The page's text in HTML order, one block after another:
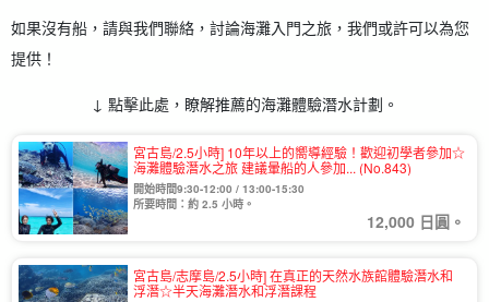
如果沒有船，請與我們聯絡，討論海灘入門之旅，我們或許可以為您
提供！
↓ 點擊此處，瞭解推薦的海灘體驗潛水計劃。
宮古島/2.5小時] 10年以上的嚮導經驗！歡迎初學者參加☆
海灘體驗潛水之旅 建議暈船的人參加... (No.843)
開始時間9:30-12:00 / 13:00-15:30
所要時間：約 2.5 小時。
12,000 日圓。
宮古島/志摩島/2.5小時] 在真正的天然水族館體驗潛水和
浮潛☆半天海灘潛水和浮潛課程